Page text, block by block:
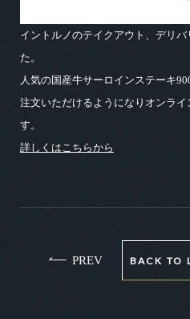
イントルノのテイクアウト、デリ
た。
人気の国産牛サーロインステーキ
注文いただけるようになりオンラ
す。
詳しくはこちらから
PREV BACK TO